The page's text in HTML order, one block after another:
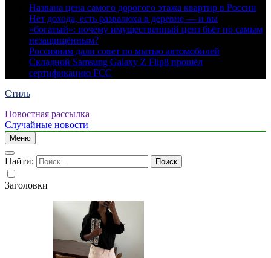
Названа цена самого дорогого этажа квартир в России
Нет дохода, есть развалюха в деревне — и вы
«богатый»: почему имущественный ценз бьёт по самым
незащищённым?
Россиянам дали совет по мытью автомобилей
Складной Samsung Galaxy Z Flip8 прошёл
сертификацию FCC
Стиль
Новостная рассылка
Случайные новости
Меню
Найти:
Заголовки